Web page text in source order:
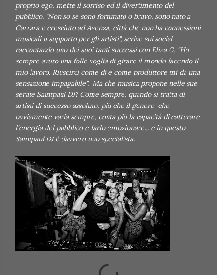
proprio ego, mette il sorriso ed il divertimento del
pubblico. "Non so se sono fortunato o bravo, sono nato a
Carrara e cresciuto ad Avenza, città che non ha connessioni
musicali o supporto per gli artisti", scrive sui social
raccontando uno dei suoi tanti successi con Eliza G. "Ho
sempre avuto una folle voglia di girare il mondo facendo il
mio lavoro. Riuscirci come dj e come produttore mi dà una
sensazione impagabile". Ma che musica propone nelle sue
serate Saintpaul DJ? Come sempre, quando si tratta di
artisti di successo assoluto, più che il genere, che
ovviamente varia sempre, conta più la capacità di catturare
l'energia del pubblico e farlo emozionare... e in questo
Saintpaul DJ è davvero uno specialista.